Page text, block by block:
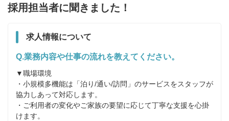
採用担当者に聞きました！
求人情報について
Q.業務内容や仕事の流れを教えてください。
▼職場環境
・小規模多機能は「泊り/通い/訪問」のサービスをスタッフが
協力しあって対応します。
・ご利用者の変化やご家族の要望に応じて丁寧な支援を心掛
けます。